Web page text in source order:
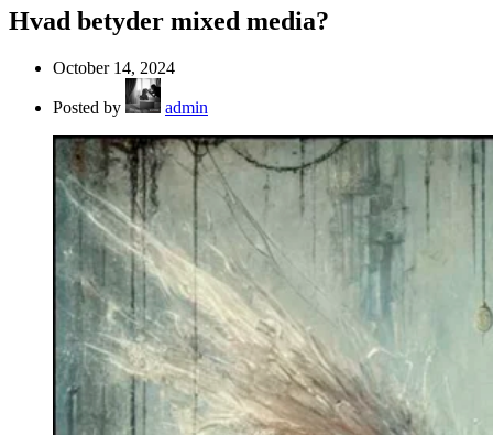
Hvad betyder mixed media?
October 14, 2024
Posted by admin